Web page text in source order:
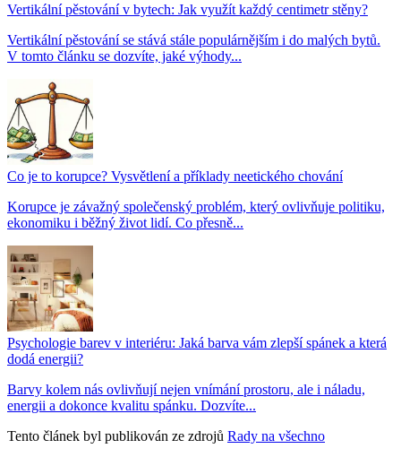
Vertikální pěstování v bytech: Jak využít každý centimetr stěny?
Vertikální pěstování se stává stále populárnějším i do malých bytů.
V tomto článku se dozvíte, jaké výhody...
Co je to korupce? Vysvětlení a příklady neetického chování
Korupce je závažný společenský problém, který ovlivňuje politiku,
ekonomiku i běžný život lidí. Co přesně...
Psychologie barev v interiéru: Jaká barva vám zlepší spánek a která
dodá energii?
Barvy kolem nás ovlivňují nejen vnímání prostoru, ale i náladu,
energii a dokonce kvalitu spánku. Dozvíte...
Tento článek byl publikován ze zdrojů Rady na všechno